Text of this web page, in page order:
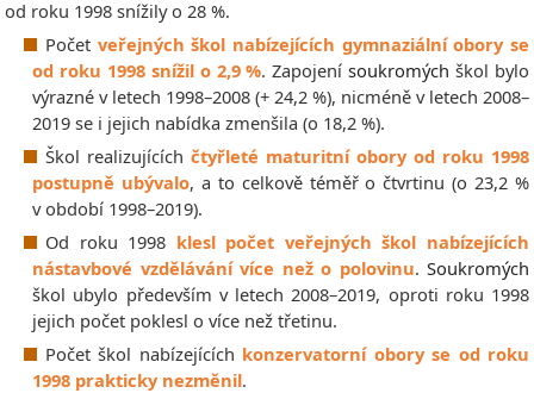
od roku 1998 snížily o 28 %.
Počet veřejných škol nabízejících gymnaziální obory se
od roku 1998 snížil o 2,9 %. Zapojenísoukromých škol bylo
výrazné v letech 1998–2008 (+ 24,2 %), nicméně v letech 2008–
2019 se i jejich nabídka zmenšila (o 18,2 %).
Škol realizujících čtyřleté maturitní obory od roku 1998
postupně ubývalo, a to celkově téměř o čtvrtinu (o 23,2 %
v období 1998–2019).
Od roku 1998 klesl počet veřejných škol nabízejících
nástavbové vzdělávání více než o polovinu. Soukromých
škol ubylo především v letech 2008–2019, oproti roku 1998
jejich počet poklesl o více než třetinu.
Počet škol nabízejících konzervatorní obory se od roku
1998 prakticky nezměnil.